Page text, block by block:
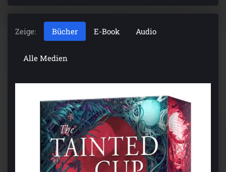
Zeige: Bücher E-Book Audio
Alle Medien